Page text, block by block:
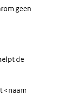
geen
de
<naam